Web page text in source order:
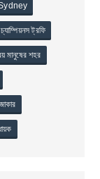
ট্রফি
মানুষের শহর